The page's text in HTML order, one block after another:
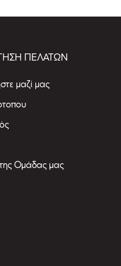
ΠΕΛΑΤΩΝ
μαζί μας
Ομάδας μας